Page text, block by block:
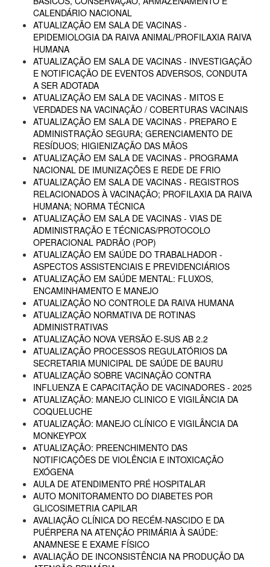
CALENDÁRIO NACIONAL
ATUALIZAÇÃO EM SALA DE VACINAS -
EPIDEMIOLOGIA DA RAIVA ANIMAL/PROFILAXIA RAIVA
HUMANA
ATUALIZAÇÃO EM SALA DE VACINAS - INVESTIGAÇÃO
E NOTIFICAÇÃO DE EVENTOS ADVERSOS, CONDUTA
A SER ADOTADA
ATUALIZAÇÃO EM SALA DE VACINAS - MITOS E
VERDADES NA VACINAÇÃO / COBERTURAS VACINAIS
ATUALIZAÇÃO EM SALA DE VACINAS - PREPARO E
ADMINISTRAÇÃO SEGURA; GERENCIAMENTO DE
RESÍDUOS; HIGIENIZAÇÃO DAS MÃOS
ATUALIZAÇÃO EM SALA DE VACINAS - PROGRAMA
NACIONAL DE IMUNIZAÇÕES E REDE DE FRIO
ATUALIZAÇÃO EM SALA DE VACINAS - REGISTROS
RELACIONADOS À VACINAÇÃO; PROFILAXIA DA RAIVA
HUMANA; NORMA TÉCNICA
ATUALIZAÇÃO EM SALA DE VACINAS - VIAS DE
ADMINISTRAÇÃO E TÉCNICAS/PROTOCOLO
OPERACIONAL PADRÃO (POP)
ATUALIZAÇÃO EM SAÚDE DO TRABALHADOR -
ASPECTOS ASSISTENCIAIS E PREVIDENCIÁRIOS
ATUALIZAÇÃO EM SAÚDE MENTAL: FLUXOS,
ENCAMINHAMENTO E MANEJO
ATUALIZAÇÃO NO CONTROLE DA RAIVA HUMANA
ATUALIZAÇÃO NORMATIVA DE ROTINAS
ADMINISTRATIVAS
ATUALIZAÇÃO NOVA VERSÃO E-SUS AB 2.2
ATUALIZAÇÃO PROCESSOS REGULATÓRIOS DA
SECRETARIA MUNICIPAL DE SAÚDE DE BAURU
ATUALIZAÇÃO SOBRE VACINAÇÃO CONTRA
INFLUENZA E CAPACITAÇÃO DE VACINADORES - 2025
ATUALIZAÇÃO: MANEJO CLINICO E VIGILÂNCIA DA
COQUELUCHE
ATUALIZAÇÃO: MANEJO CLÍNICO E VIGILÂNCIA DA
MONKEYPOX
ATUALIZAÇÃO: PREENCHIMENTO DAS
NOTIFICAÇÕES DE VIOLÊNCIA E INTOXICAÇÃO
EXÓGENA
AULA DE ATENDIMENTO PRÉ HOSPITALAR
AUTO MONITORAMENTO DO DIABETES POR
GLICOSIMETRIA CAPILAR
AVALIAÇÃO CLÍNICA DO RECÉM-NASCIDO E DA
PUÉRPERA NA ATENÇÃO PRIMÁRIA À SAÚDE:
ANAMNESE E EXAME FÍSICO
AVALIAÇÃO DE INCONSISTÊNCIA NA PRODUÇÃO DA